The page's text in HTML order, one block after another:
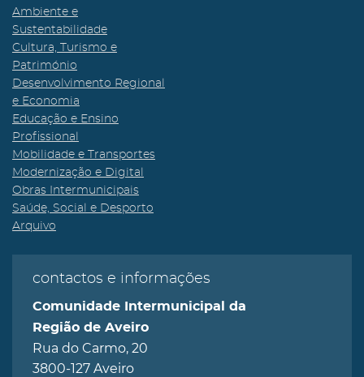
Ambiente e
Sustentabilidade
Cultura, Turismo e
Património
Desenvolvimento Regional
e Economia
Educação e Ensino
Profissional
Mobilidade e Transportes
Modernização e Digital
Obras Intermunicipais
Saúde, Social e Desporto
Arquivo
contactos e informações
Comunidade Intermunicipal da
Região de Aveiro
Rua do Carmo, 20
3800-127 Aveiro